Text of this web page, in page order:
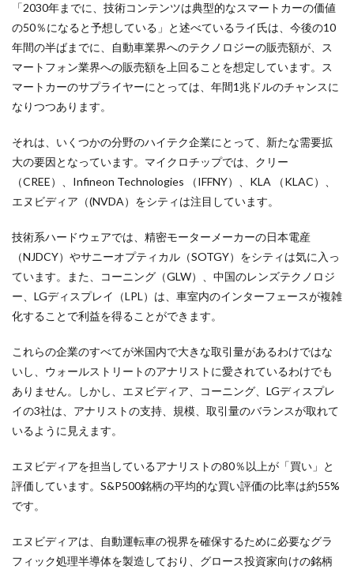
「2030年までに、技術コンテンツは典型的なスマートカーの価値
の50％になると予想している」と述べているライ氏は、今後の10
年間の半ばまでに、自動車業界へのテクノロジーの販売額が、ス
マートフォン業界への販売額を上回ることを想定しています。ス
マートカーのサプライヤーにとっては、年間1兆ドルのチャンスに
なりつつあります。
それは、いくつかの分野のハイテク企業にとって、新たな需要拡
大の要因となっています。マイクロチップでは、クリー
（CREE）、Infineon Technologies （IFFNY）、KLA （KLAC）、
エヌビディア（(NVDA）をシティは注目しています。
技術系ハードウェアでは、精密モーターメーカーの日本電産
（NJDCY）やサニーオプティカル（SOTGY）をシティは気に入っ
ています。また、コーニング（GLW）、中国のレンズテクノロジ
ー、LGディスプレイ（LPL）は、車室内のインターフェースが複雑
化することで利益を得ることができます。
これらの企業のすべてが米国内で大きな取引量があるわけではな
いし、ウォールストリートのアナリストに愛されているわけでも
ありません。しかし、エヌビディア、コーニング、 LGディスプレ
イの3社は、アナリストの支持、規模、取引量のバランスが取れて
いるように見えます。
エヌビディアを担当しているアナリストの80％以上が「買い」と
評価しています。S&P500銘柄の平均的な買い評価の比率は約55%
です。
エヌビディアは、自動運転車の視界を確保するために必要なグラ
フィック処理半導体を製造しており、グロース投資家向けの銘柄